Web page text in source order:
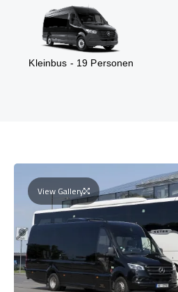
Kleinbus - 19 Personen
View Gallery